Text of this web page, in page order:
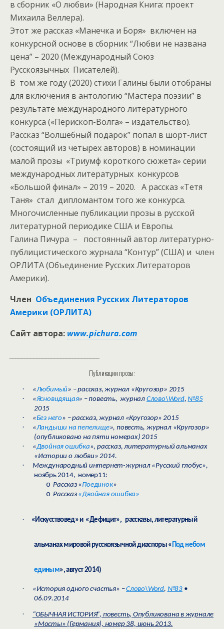
в сборник «О любви» (Народная Книга: проект
Михаила Веллера).
Этот же рассказ «Манечка и Боря» включен на
конкурсной основе в сборник “Любви не названа
цена” – 2020 (Международный Союз
Русскоязычных Писателей).
В том же году (2020) стихи Галины были отобраны
для включения в антологию “Мастера поэзии” в
результате международного литературного
конкурса («Перископ-Волга» – издательство).
Рассказ “Волшебный подарок” попал в шорт-лист
(состоящий из четырех авторов) в номинации
малой прозы «Триумф короткого сюжета» серии
международных литературных конкурсов
«Большой финал» – 2019 – 2020. А рассказ «Тетя
Таня» стал дипломантом того же конкурса.
Многочисленные публикации прозы в русской
литературной периодике США и Европы.
Галина Пичура – постоянный автор литературно-
публицистического журнала “Контур” (США) и член
ОРЛИТА (Объединение Русских Литераторов
Америки).
Член Объединения Русских Литераторов
Америки (ОРЛИТА)
Сайт автора: www.pichura.com
Публикации прозы:
· «Любимый» – рассказ, журнал «Кругозор» 2015
· «Ясновидящая» – повесть, журнал Слово\Word, №85
2015
· «Без него» – рассказ, журнал «Кругозор» 2015
· «Ландыши на пепелище», повесть, журнал «Кругозор»
(опубликовано на пяти номерах) 2015
· «Двойная ошибка», рассказ, литературный альманах
«Истории о любви» 2014.
·
Международный интернет-журнал «Русский глобус»,
ноябрь 2014, номер11:
o Рассказ «Поединок»
o Рассказ «Двойная ошибка»
· «Искусствовед» и «Дефицит», рассказы, литературный
альманах мировой русскоязычной диаспоры « Под небом
единым», август2014)
· «История одного счастья» –Слово\Word, №83•
06.09.2014
·
“ОБЫЧНАЯ ИСТОРИЯ”, повесть, Опубликована в журнале
«Мосты» (Германия), номер 38, июнь 2013.